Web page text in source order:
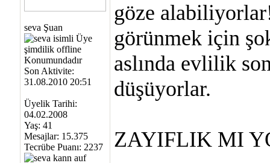
seva Şuan
Son Aktivite:
31.08.2010 20:51
Üyelik Tarihi:
04.02.2008
Yaş: 41
Mesajlar: 15.375
Tecrübe Puanı: 2237
göze
görünmek için
aslında evlilik
düşüyorlar.
ZAYIFLIK MI